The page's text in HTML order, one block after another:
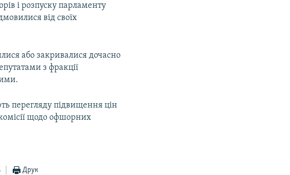
і розпуску парламенту
від своїх
або закривалися дочасно
з фракції
перегляду підвищення цін
щодо офшорних
Друк